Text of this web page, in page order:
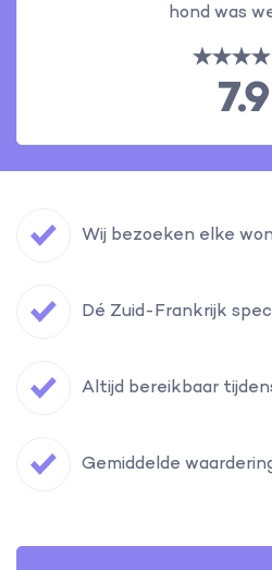
hond was
7.9
Wij bezoeken elke
Dé Zuid-Frankrijk
Altijd bereikbaar
Gemiddelde